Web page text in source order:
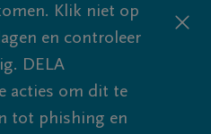
Klik niet op
en controleer
DELA
acties om dit te
tot phishing en